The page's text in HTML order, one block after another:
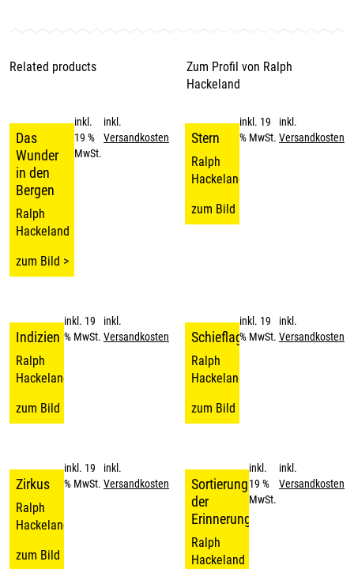
Related products Zum Profil von Ralph
Hackeland
Das
Wunder
in den
Bergen
Ralph
Hackeland
zum Bild >
inkl.
19 %
MwSt.
inkl.
Versandkosten
Stern
Ralph
Hackeland
zum Bild >
inkl. 19
% MwSt.
inkl.
Versandkosten
Indizien
Ralph
Hackeland
zum Bild >
inkl. 19
% MwSt.
inkl.
Versandkosten
Schieflage
Ralph
Hackeland
zum Bild >
inkl. 19
% MwSt.
inkl.
Versandkosten
Zirkus
Ralph
Hackeland
zum Bild >
inkl. 19
% MwSt.
inkl.
Versandkosten
Sortierung
der
Erinnerung
Ralph
Hackeland
inkl.
19 %
MwSt.
inkl.
Versandkosten